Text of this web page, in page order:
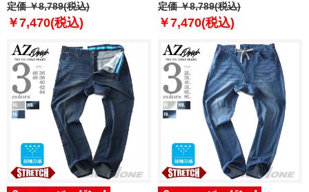
azd239004102l
定価 ￥8,789(税込)
￥7,470(税込)
定価 ￥8,789(税込)
￥7,470(税込)